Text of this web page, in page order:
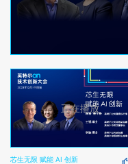
芯生无限 赋能 AI 创新